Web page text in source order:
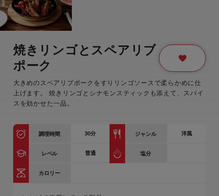
焼きリンゴとスペアリブ
ポーク
大きめのスペアリブポークをすりリンゴソースで柔らかめに仕
上げます。 焼きリンゴとシナモンスティックも添えて、スパイ
スを効かせた一品。
調理時間 30分 ジャンル 洋風
レベル 普通 塩分
カロリー